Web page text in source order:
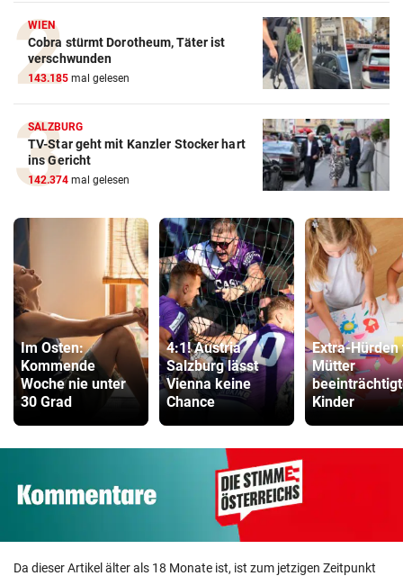
WIEN
Cobra stürmt Dorotheum, Täter ist
verschwunden
143.185 mal gelesen
SALZBURG
TV-Star geht mit Kanzler Stocker hart
ins Gericht
142.374 mal gelesen
Im Osten:
Kommende
Woche nie unter
30 Grad
4:1! Austria
Salzburg lässt
Vienna keine
Chance
Extra-Hürden
Mütter
Kinder
Da dieser Artikel älter als 18 Monate ist, ist zum jetzigen Zeitpunkt